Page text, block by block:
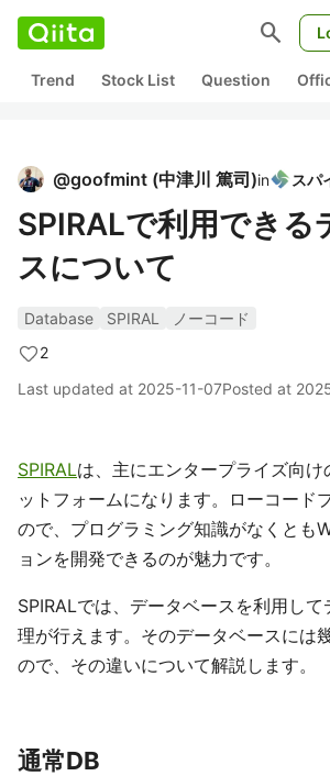
search
Trend Stock List Question
@goofmint (中津川 篤司)in
SPIRALで利用できる
スについて
Database SPIRAL
ノーコード
2
Last updated at 2025-11-07Posted at
SPIRALは、主にエンタープライズ向け
ットフォームになります。ローコード
ので、プログラミング知識がなくとも
ョンを開発できるのが魅力です。
SPIRALでは、データベースを利用し
理が行えます。そのデータベースには
ので、その違いについて解説します。
通常DB